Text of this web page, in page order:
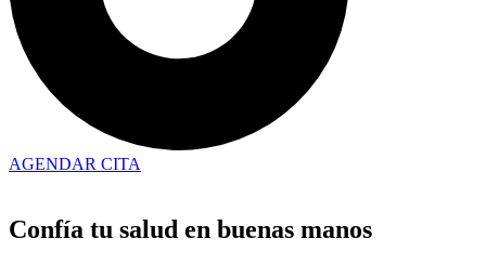
AGENDAR CITA
Confía tu salud en buenas manos